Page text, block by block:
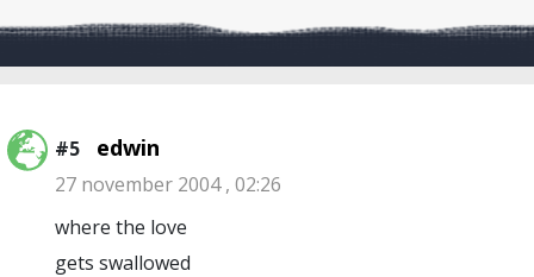
#5 edwin
27 november 2004 , 02:26
where the love
gets swallowed